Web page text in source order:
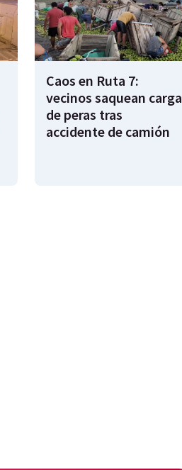
Caos en Ruta 7:
vecinos saquean carga
de peras tras
accidente de camión